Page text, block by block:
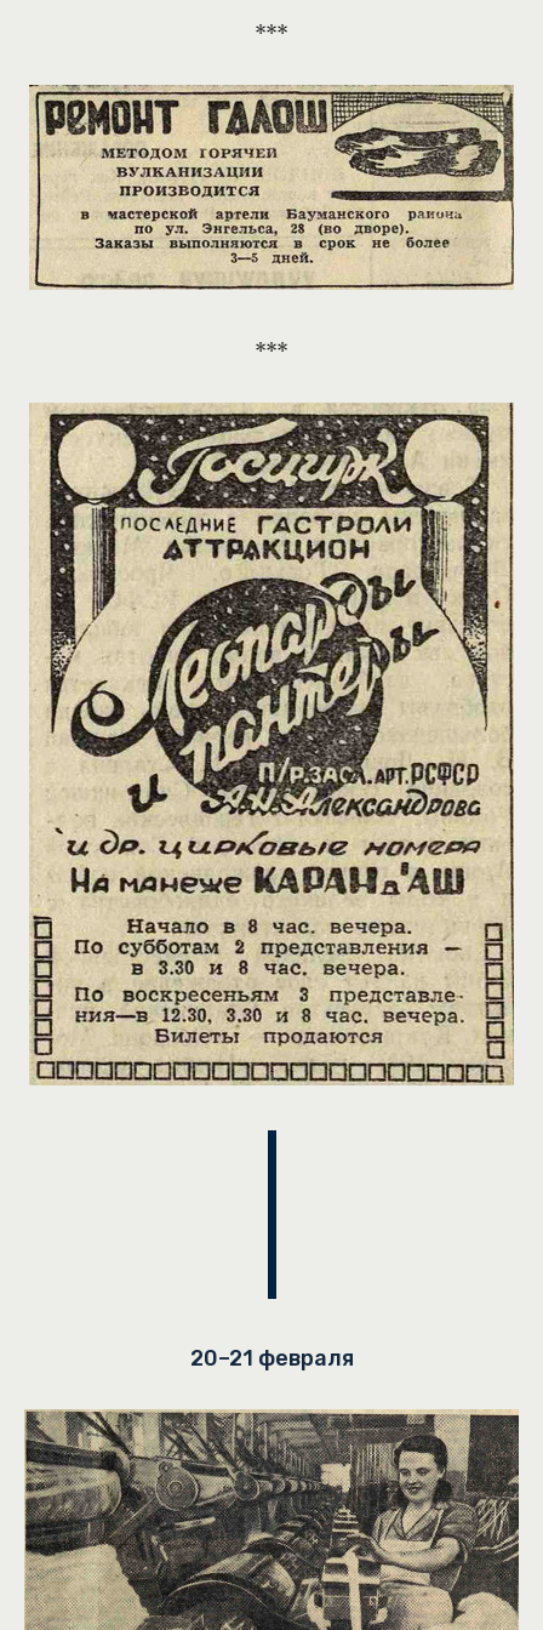
***
***
20–21 февраля